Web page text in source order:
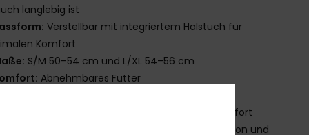
langlebig ist
Verstellbar mit integriertem Halstuch für
Komfort
S/M 50–54 cm und L/XL 54–56 cm
Abnehmbares Futter
Luxuriöses, flauschiges Futter für Wärme und Komfort
BELÜFTUNG: Passive Belüftung sorgt für Luftzirkulation und